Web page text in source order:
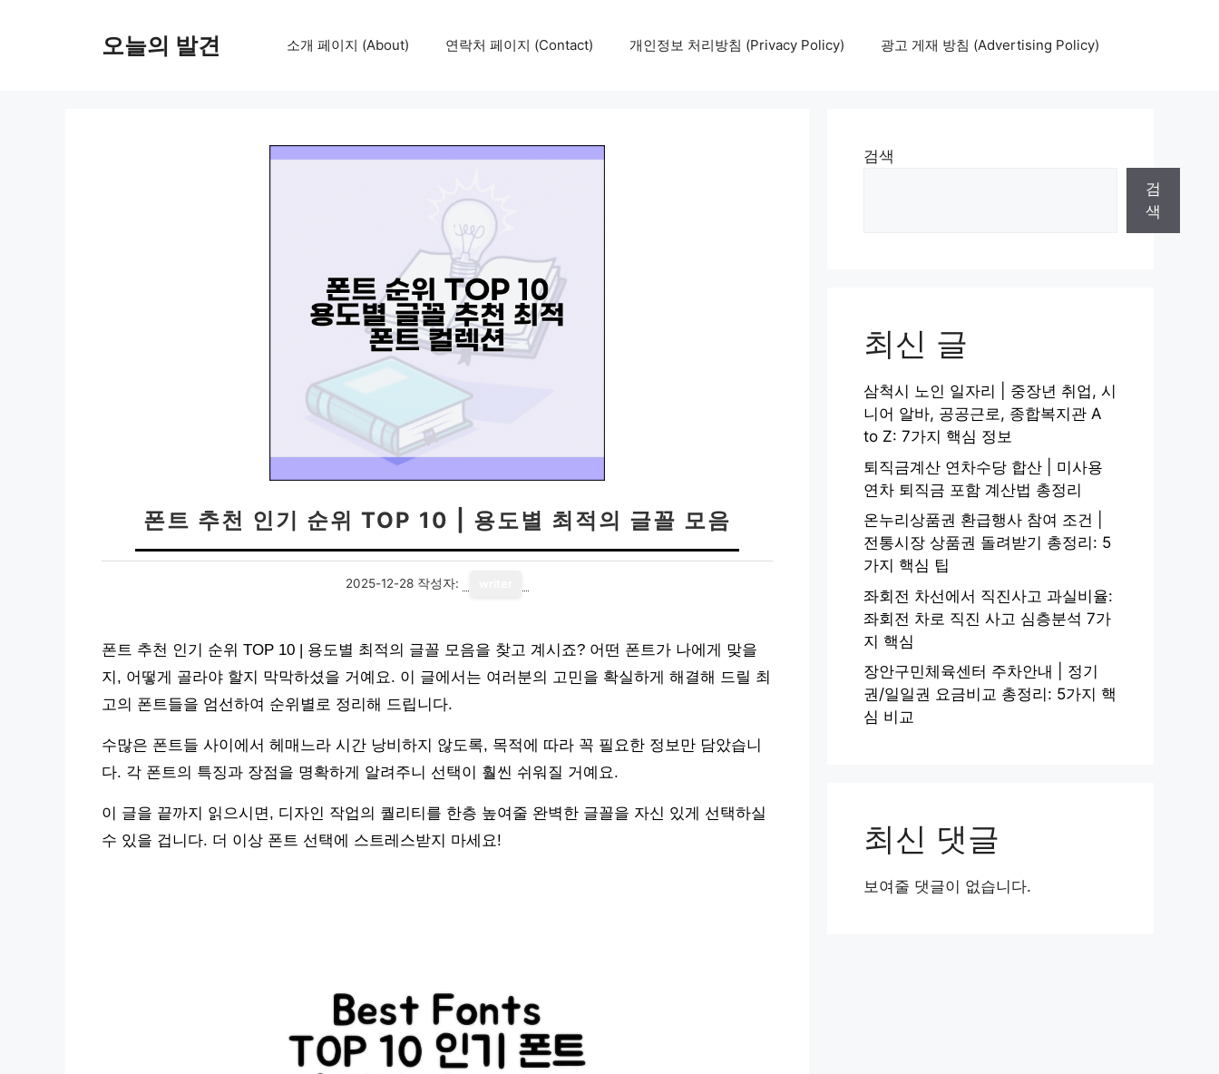
오늘의 발견 소개 페이지 (About) 연락처 페이지 (Contact) 개인정보 처리방침 (Privacy Policy) 광고 게재 방침 (Advertising Policy)
폰트 추천 인기 순위 TOP 10 | 용도별 최적의 글꼴 모음
2025-12-28 작성자:
폰트 추천 인기 순위 TOP 10 | 용도별 최적의 글꼴 모음을 찾고 계시죠? 어떤 폰트가 나에게 맞을
지, 어떻게 골라야 할지 막막하셨을 거예요. 이 글에서는 여러분의 고민을 확실하게 해결해 드릴 최
고의 폰트들을 엄선하여 순위별로 정리해 드립니다.
수많은 폰트들 사이에서 헤매느라 시간 낭비하지 않도록, 목적에 따라 꼭 필요한 정보만 담았습니
다. 각 폰트의 특징과 장점을 명확하게 알려주니 선택이 훨씬 쉬워질 거예요.
이 글을 끝까지 읽으시면, 디자인 작업의 퀄리티를 한층 높여줄 완벽한 글꼴을 자신 있게 선택하실
수 있을 겁니다. 더 이상 폰트 선택에 스트레스받지 마세요!
검색
검
색
최신 글
삼척시 노인 일자리 | 중장년 취업, 시
니어 알바, 공공근로, 종합복지관 A
to Z: 7가지 핵심 정보
퇴직금계산 연차수당 합산 | 미사용
연차 퇴직금 포함 계산법 총정리
온누리상품권 환급행사 참여 조건 |
전통시장 상품권 돌려받기 총정리: 5
가지 핵심 팁
좌회전 차선에서 직진사고 과실비율:
좌회전 차로 직진 사고 심층분석 7가
지 핵심
장안구민체육센터 주차안내 | 정기
권/일일권 요금비교 총정리: 5가지 핵
심 비교
최신 댓글
보여줄 댓글이 없습니다.